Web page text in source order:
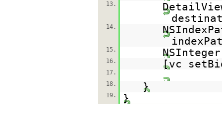
13.
14.
15.
16. [vc
17.
18.
}
19. }